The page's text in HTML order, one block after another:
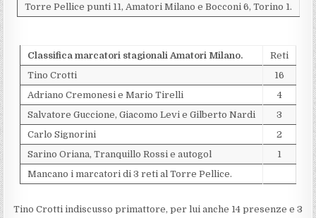
Torre Pellice punti 11, Amatori Milano e Bocconi 6, Torino 1.
Classifica marcatori stagionali Amatori Milano.
Reti
Tino Crotti
16
Adriano Cremonesi e Mario Tirelli
4
Salvatore Guccione, Giacomo Levi e Gilberto Nardi
3
Carlo Signorini
2
Sarino Oriana, Tranquillo Rossi e autogol
1
Mancano i marcatori di 3 reti al Torre Pellice.
Tino Crotti indiscusso primattore, per lui anche 14 presenze e 3